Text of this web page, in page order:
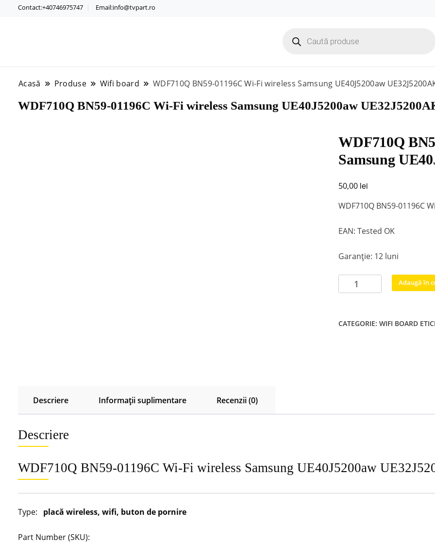
Contact:+40746975747 Email:info@tvpart.ro
search
Acasă Produse Wifi board WDF710Q BN59-01196C Wi-Fi wireless Samsung UE40J5200aw
WDF710Q BN59-01196C Wi-Fi wireless Samsung UE40J5200aw
WDF710Q
Samsung
50,00 lei
WDF710Q BN59-01196C
EAN: Tested OK
Garanție: 12 luni
Cantitate
WDF710Q
Wi-
Adaugă în
CATEGORIE:WIFI BOARD
Descriere Informații suplimentare Recenzii (0)
Descriere
WDF710Q BN59-01196C Wi-Fi wireless Samsung UE40J5200aw
Type: placă wireless, wifi, buton de pornire
Part Number (SKU):